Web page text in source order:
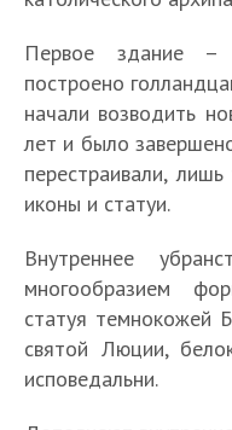
Первое здание –
построено
начали возводить
лет и было
перестраивали,
иконы и статуи.
Внутреннее
многообразием
статуя темнокожей
святой Люции,
исповедальни.